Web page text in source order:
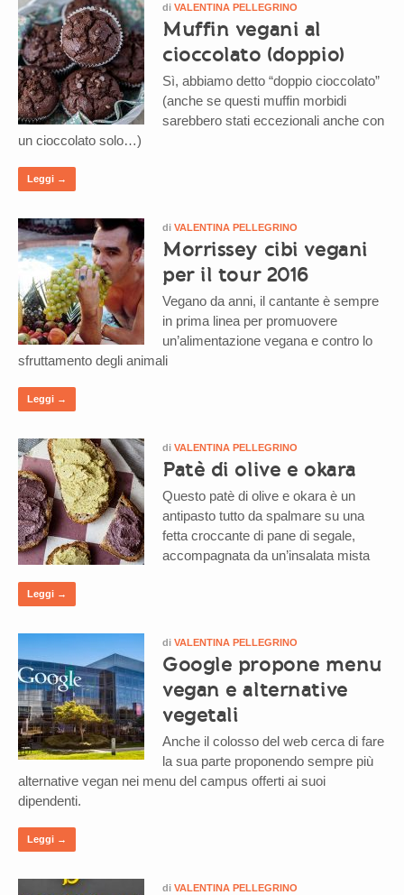
di VALENTINA PELLEGRINO
Muffin vegani al
cioccolato (doppio)
Sì, abbiamo detto “doppio cioccolato”
(anche se questi muffin morbidi
sarebbero stati eccezionali anche con
un cioccolato solo…)
Leggi →
di VALENTINA PELLEGRINO
Morrissey cibi vegani
per il tour 2016
Vegano da anni, il cantante è sempre
in prima linea per promuovere
un’alimentazione vegana e contro lo
sfruttamento degli animali
Leggi →
di VALENTINA PELLEGRINO
Patè di olive e okara
Questo patè di olive e okara è un
antipasto tutto da spalmare su una
fetta croccante di pane di segale,
accompagnata da un’insalata mista
Leggi →
di VALENTINA PELLEGRINO
Google propone menu
vegan e alternative
vegetali
Anche il colosso del web cerca di fare
la sua parte proponendo sempre più
alternative vegan nei menu del campus offerti ai suoi
dipendenti.
Leggi →
di VALENTINA PELLEGRINO